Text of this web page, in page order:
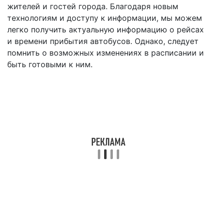
жителей и гостей города. Благодаря новым
технологиям и доступу к информации, мы можем
легко получить актуальную информацию о рейсах
и времени прибытия автобусов. Однако, следует
помнить о возможных изменениях в расписании и
быть готовыми к ним.